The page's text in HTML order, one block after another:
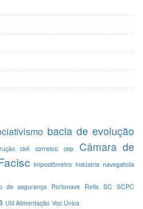
bacia de evolução
civil correios; cep
Câmara de
Impostômetro Indústria navegafolia
de segurança Portonave Refis SC SCPC
Util Alimentação Voz Única